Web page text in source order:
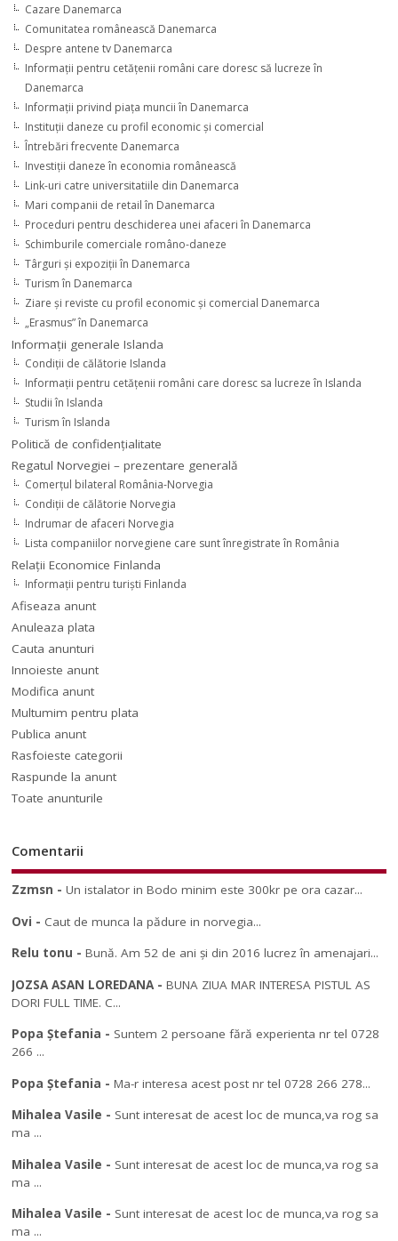
Cazare Danemarca
Comunitatea românească Danemarca
Despre antene tv Danemarca
Informaţii pentru cetăţenii români care doresc să lucreze în
Danemarca
Informaţii privind piaţa muncii în Danemarca
Instituţii daneze cu profil economic şi comercial
Întrebări frecvente Danemarca
Investiţii daneze în economia românească
Link-uri catre universitatiile din Danemarca
Mari companii de retail în Danemarca
Proceduri pentru deschiderea unei afaceri în Danemarca
Schimburile comerciale româno-daneze
Târguri şi expoziţii în Danemarca
Turism în Danemarca
Ziare şi reviste cu profil economic şi comercial Danemarca
„Erasmus” în Danemarca
Informaţii generale Islanda
Condiţii de călătorie Islanda
Informaţii pentru cetăţenii români care doresc sa lucreze în Islanda
Studii în Islanda
Turism în Islanda
Politică de confidențialitate
Regatul Norvegiei – prezentare generală
Comerţul bilateral România-Norvegia
Condiții de călătorie Norvegia
Indrumar de afaceri Norvegia
Lista companiilor norvegiene care sunt înregistrate în România
Relaţii Economice Finlanda
Informaţii pentru turişti Finlanda
Afiseaza anunt
Anuleaza plata
Cauta anunturi
Innoieste anunt
Modifica anunt
Multumim pentru plata
Publica anunt
Rasfoieste categorii
Raspunde la anunt
Toate anunturile
Comentarii
Zzmsn -Un istalator in Bodo minim este 300kr pe ora cazar...
Ovi - Caut de munca la pădure in norvegia...
Relu tonu -Bună. Am 52 de ani și din 2016 lucrez în amenajari...
JOZSA ASAN LOREDANA-BUNA ZIUA MAR INTERESA PISTUL AS
DORI FULL TIME. C...
Popa Ștefania - Suntem 2 persoane fără experienta nr tel 0728
266 ...
Popa Ștefania -Ma-r interesa acest post nr tel 0728 266 278...
Mihalea Vasile - Sunt interesat de acest loc de munca,va rog sa
ma ...
Mihalea Vasile - Sunt interesat de acest loc de munca,va rog sa
ma ...
Mihalea Vasile - Sunt interesat de acest loc de munca,va rog sa
ma ...